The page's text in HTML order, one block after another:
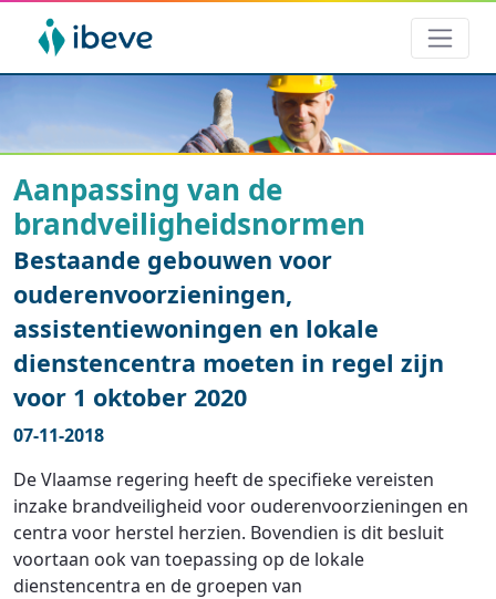
Aanpassing van de
brandveiligheidsnormen
Bestaande gebouwen voor
ouderenvoorzieningen,
assistentiewoningen en lokale
dienstencentra moeten in regel zijn
voor 1 oktober 2020
07-11-2018
De Vlaamse regering heeft de specifieke vereisten
inzake brandveiligheid voor ouderenvoorzieningen en
centra voor herstel herzien. Bovendien is dit besluit
voortaan ook van toepassing op de lokale
dienstencentra en de groepen van